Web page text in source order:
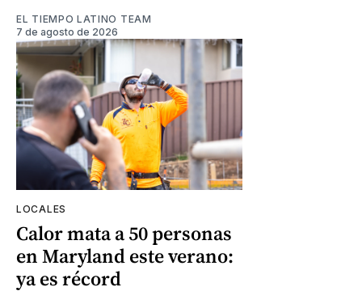
EL TIEMPO LATINO TEAM
7 de agosto de 2026
LOCALES
Calor mata a 50 personas
en Maryland este verano:
ya es récord